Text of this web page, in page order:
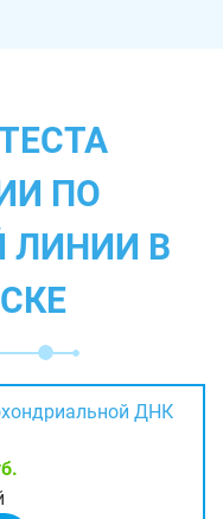
ПО
ЛИНИИ В
ДНК